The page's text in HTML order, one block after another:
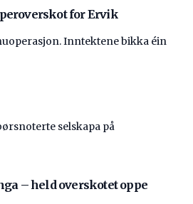
for Ervik
Inntektene bikka éin
selskapa på
– held overskotet oppe